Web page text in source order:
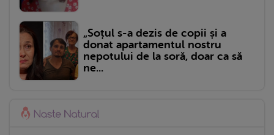
„Soțul s-a dezis de copii și a
donat apartamentul nostru
nepotului de la soră, doar ca să
ne...